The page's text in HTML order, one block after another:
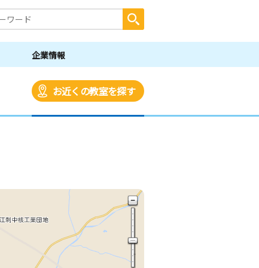
企業情報
お近くの教室を探す